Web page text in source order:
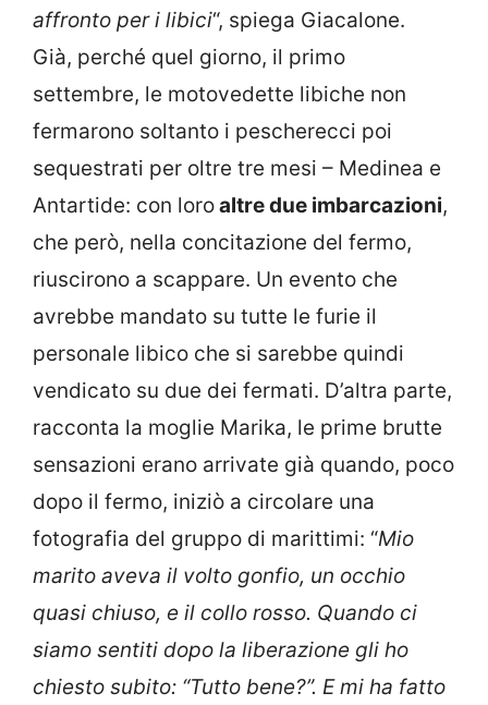
affronto per i libici“, spiega Giacalone.
Già, perché quel giorno, il primo
settembre, le motovedette libiche non
fermarono soltanto i pescherecci poi
sequestrati per oltre tre mesi – Medinea e
Antartide: con loroaltre due imbarcazioni,
che però, nella concitazione del fermo,
riuscirono a scappare. Un evento che
avrebbe mandato su tutte le furie il
personale libico che si sarebbe quindi
vendicato su due dei fermati. D’altra parte,
racconta la moglie Marika, le prime brutte
sensazioni erano arrivate già quando, poco
dopo il fermo, iniziò a circolare una
fotografia del gruppo di marittimi: “Mio
marito aveva il volto gonfio, un occhio
quasi chiuso, e il collo rosso. Quando ci
siamo sentiti dopo la liberazione gli ho
chiesto subito: “Tutto bene?”. E mi ha fatto